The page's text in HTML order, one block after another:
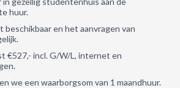
huur.
beschikbaar en het aanvragen van
€527,- incl. G/W/L, internet en
we een waarborgsom van 1 maandhuur.